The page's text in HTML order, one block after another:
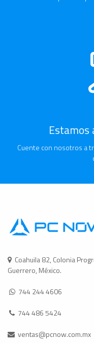
Estamos
Cuente con nosotros a
Coahuila 82, Colonia
Guerrero, México.
744 244 4606
744 486 5424
ventas@pcnow.com.mx